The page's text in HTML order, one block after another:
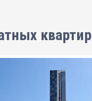
квартир